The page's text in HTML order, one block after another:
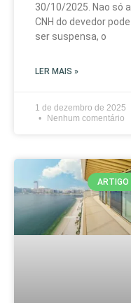
30/10/2025. Nao só a
CNH do devedor pode
ser suspensa, o
LER MAIS »
1 de dezembro de 2025
Nenhum comentário
ARTIGO